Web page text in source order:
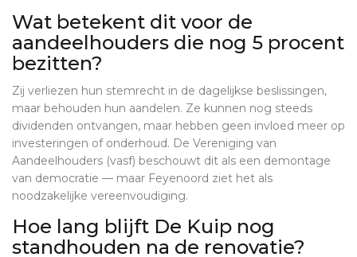
Wat betekent dit voor de
aandeelhouders die nog 5 procent
bezitten?
Zij verliezen hun stemrecht in de dagelijkse beslissingen,
maar behouden hun aandelen. Ze kunnen nog steeds
dividenden ontvangen, maar hebben geen invloed meer op
investeringen of onderhoud. De Vereniging van
Aandeelhouders (vasf) beschouwt dit als een demontage
van democratie — maar Feyenoord ziet het als
noodzakelijke vereenvoudiging.
Hoe lang blijft De Kuip nog
standhouden na de renovatie?